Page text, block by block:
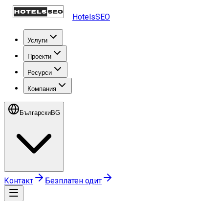
HotelsSEO
Услуги
Проекти
Ресурси
Компания
БългарскиBG
Контакт Безплатен одит